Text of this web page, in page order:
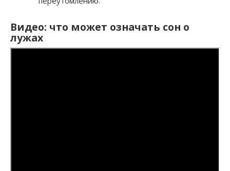
Видео: что может означать сон о
лужах